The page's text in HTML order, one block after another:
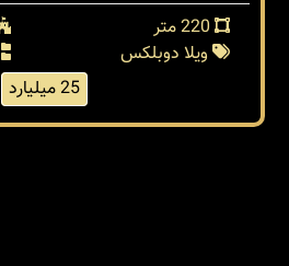
ویلا دوبلکس
25 میلیارد